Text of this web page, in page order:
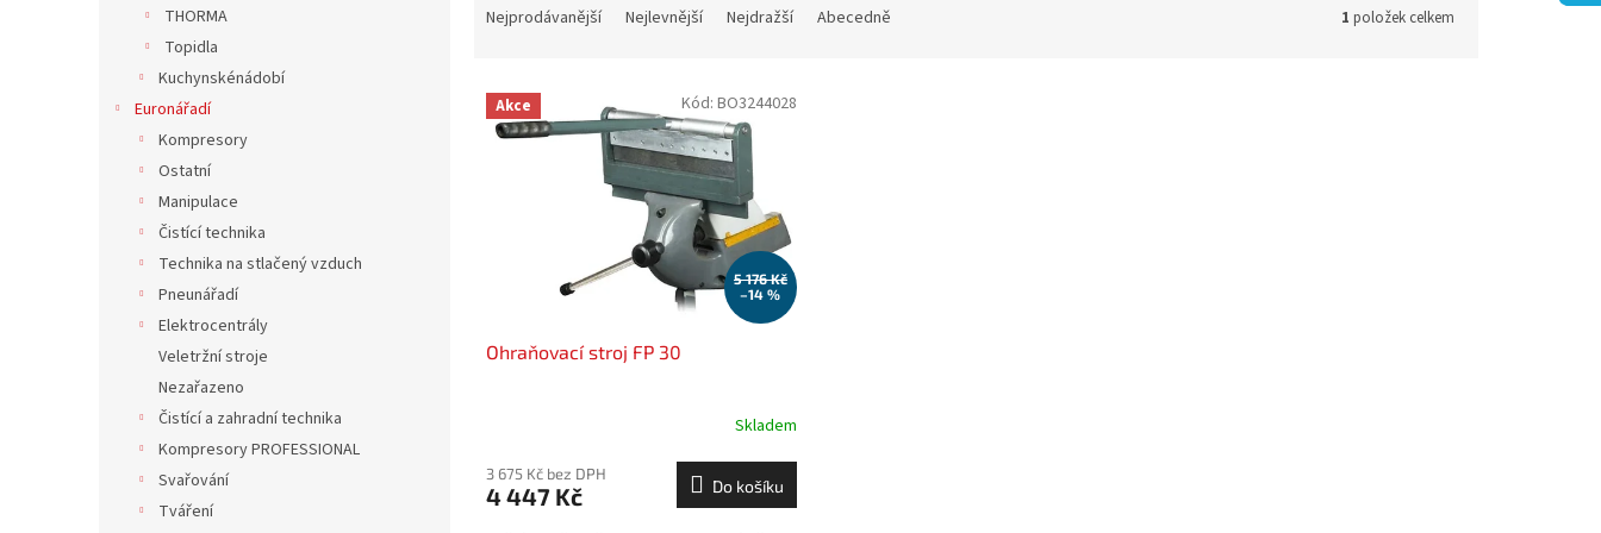
THORMA
Topidla
Kuchynskénádobí
Euronářadí
Kompresory
Ostatní
Manipulace
Čistící technika
Technika na stlačený vzduch
Pneunářadí
Elektrocentrály
Veletržní stroje
Nezařazeno
Čistící a zahradní technika
Kompresory PROFESSIONAL
Svařování
Tváření
n
Nejprodávanější Nejlevnější Nejdražší Abecedně 1 položek celkem
V Akce
5 176 Kč
–14 %
Ohraňovací stroj FP 30
Skladem
3 675 Kč bez DPH
4 447 Kč Do košíku
Kód: BO3244028